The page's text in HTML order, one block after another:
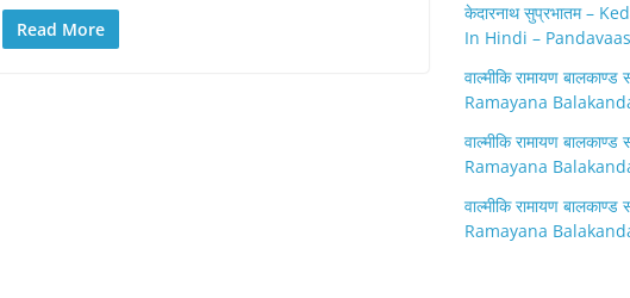
Read More
केदारनाथ सुप्रभातम –
In Hindi – Pandavaas
वाल्मीकि रामायण
Ramayana
वाल्मीकि रामायण
Ramayana
वाल्मीकि रामायण
Ramayana